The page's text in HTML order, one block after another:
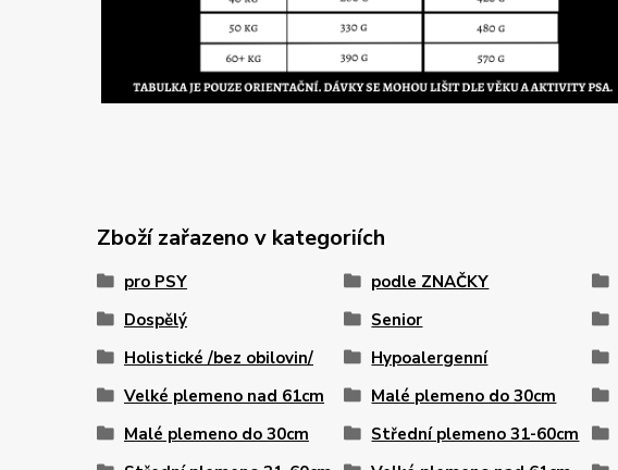
Zboží zařazeno v kategoriích
pro PSY podle ZNAČKY
Dospělý
Senior
Holistické /bez obilovin/
Hypoalergenní
Velké plemeno nad 61cm
Malé plemeno do 30cm
Malé plemeno do 30cm
Střední plemeno 31-60cm